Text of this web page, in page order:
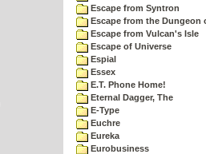
Escape from Syntron
Escape from the Dungeon
Escape from Vulcan's Isle
Escape of Universe
Espial
Essex
E.T. Phone Home!
Eternal Dagger, The
E-Type
Euchre
Eureka
Eurobusiness